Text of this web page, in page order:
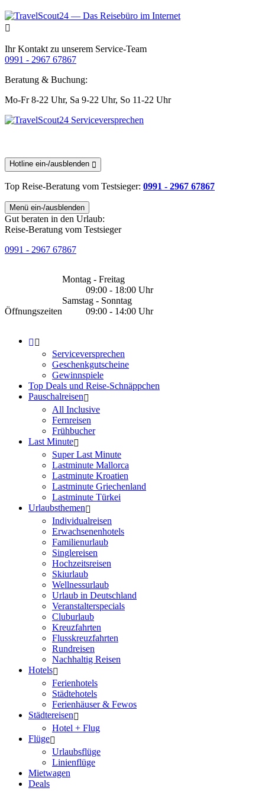
Ihr Kontakt zu unserem Service-Team
0991 - 2967 67867
Beratung & Buchung:
Mo-Fr 8-22 Uhr, Sa 9-22 Uhr, So 11-22 Uhr
Hotline ein-/ausblenden
Top Reise-Beratung vom Testsieger: 0991 - 2967 67867
Menü ein-/ausblenden
Gut beraten in den Urlaub:
Reise-Beratung vom Testsieger
0991 - 2967 67867
Öffnungszeiten
Montag - Freitag
09:00 - 18:00 Uhr
Samstag - Sonntag
09:00 - 14:00 Uhr
Serviceversprechen
Geschenkgutscheine
Gewinnspiele
Top Deals und Reise-Schnäppchen
Pauschalreisen
All Inclusive
Fernreisen
Frühbucher
Last Minute
Super Last Minute
Lastminute Mallorca
Lastminute Kroatien
Lastminute Griechenland
Lastminute Türkei
Urlaubsthemen
Individualreisen
Erwachsenenhotels
Familienurlaub
Singlereisen
Hochzeitsreisen
Skiurlaub
Wellnessurlaub
Urlaub in Deutschland
Veranstalterspecials
Cluburlaub
Kreuzfahrten
Flusskreuzfahrten
Rundreisen
Nachhaltig Reisen
Hotels
Ferienhotels
Städtehotels
Ferienhäuser & Fewos
Städtereisen
Hotel + Flug
Flüge
Urlaubsflüge
Linienflüge
Mietwagen
Deals